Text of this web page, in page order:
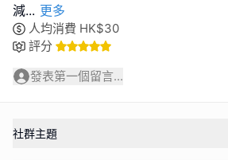
減... 更多
人均消費 HK$30
評分
發表第一個留言...
社群主題